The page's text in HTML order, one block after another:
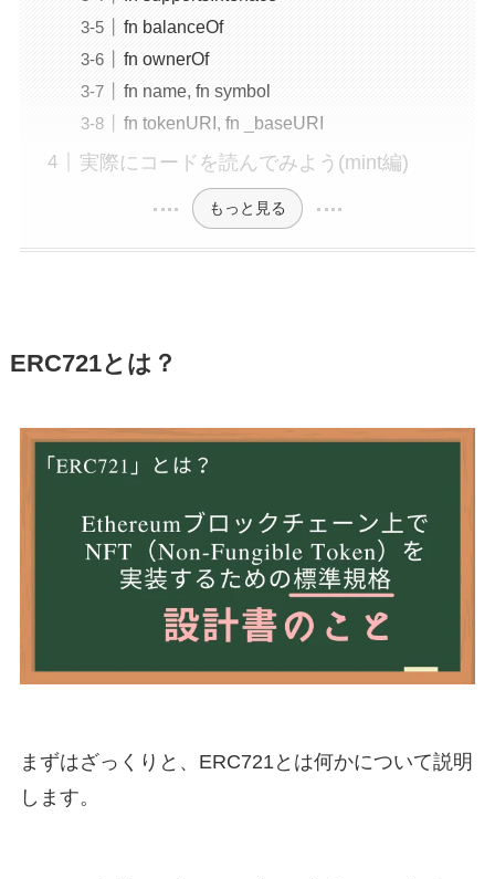
fn balanceOf
fn ownerOf
fn name, fn symbol
fn tokenURI, fn _baseURI
実際にコードを読んでみよう(mint編)
もっと見る
ERC721とは？
まずはざっくりと、ERC721とは何かについて説明
します。